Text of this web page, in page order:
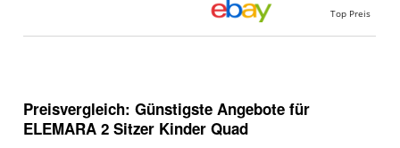
Top Preis
Preisvergleich: Günstigste Angebote für
ELEMARA 2 Sitzer Kinder Quad